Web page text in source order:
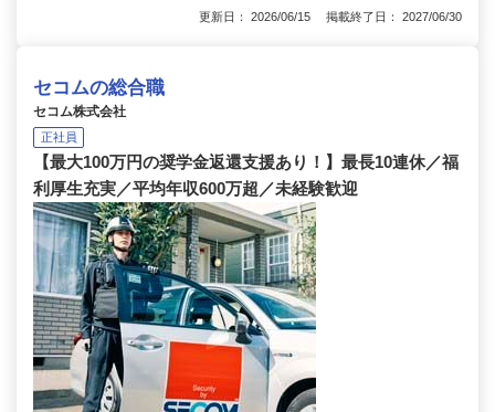
更新日： 2026/06/15 掲載終了日： 2027/06/30
セコムの総合職
セコム株式会社
正社員
【最大100万円の奨学金返還支援あり！】最長10連休／福
利厚生充実／平均年収600万超／未経験歓迎